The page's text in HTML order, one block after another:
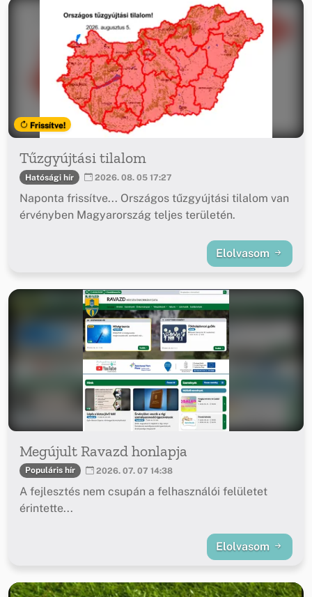
Frissítve!
Tűzgyújtási tilalom
Hatósági hír 2026. 08. 05 17:27
Naponta frissítve... Országos tűzgyújtási tilalom van
érvényben Magyarország teljes területén.
Elolvasom
Megújult Ravazd honlapja
Populáris hír 2026. 07. 07 14:38
A fejlesztés nem csupán a felhasználói felületet
érintette...
Elolvasom